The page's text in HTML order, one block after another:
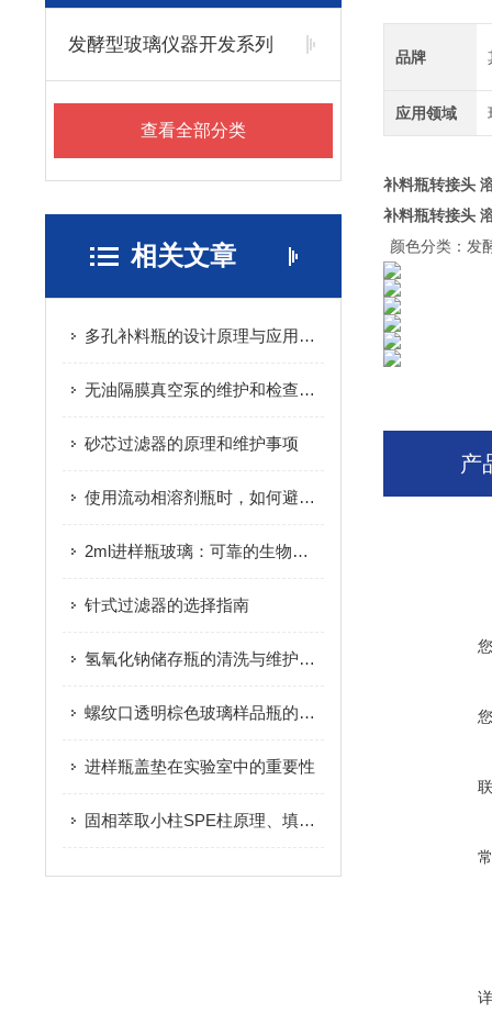
发酵型玻璃仪器开发系列
查看全部分类
相关文章
多孔补料瓶的设计原理与应用领域
无油隔膜真空泵的维护和检查计划
砂芯过滤器的原理和维护事项
使用流动相溶剂瓶时，如何避免溶剂的挥发和泄漏？
2ml进样瓶玻璃：可靠的生物样本储存和分析工具
针式过滤器的选择指南
氢氧化钠储存瓶的清洗与维护技巧
螺纹口透明棕色玻璃样品瓶的用途标准
进样瓶盖垫在实验室中的重要性
固相萃取小柱SPE柱原理、填料类型与选择指南
品牌
应用领域
补料瓶转接头
补料瓶转接头
颜色分类：发
产